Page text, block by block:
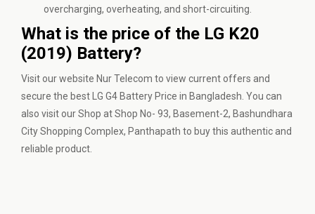
overcharging, overheating, and short-circuiting.
What is the price of the LG K20
(2019) Battery?
Visit our website Nur Telecom to view current offers and
secure the best LG G4 Battery Price in Bangladesh. You can
also visit our Shop at Shop No- 93, Basement-2, Bashundhara
City Shopping Complex, Panthapath to buy this authentic and
reliable product.